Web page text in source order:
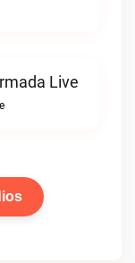
Live